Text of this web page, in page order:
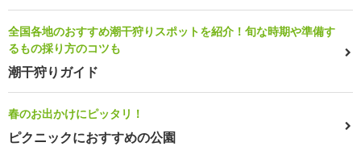
全国各地のおすすめ潮干狩りスポットを紹介！旬な時期や準備す
るもの採り方のコツも
潮干狩りガイド
春のお出かけにピッタリ！
ピクニックにおすすめの公園